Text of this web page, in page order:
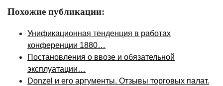
Похожие публикации:
Унификационная тенденция в работах
конференции 1880…
Постановления о ввозе и обязательной
эксплуатации…
Donzel и его аргументы. Отзывы торговых палат.